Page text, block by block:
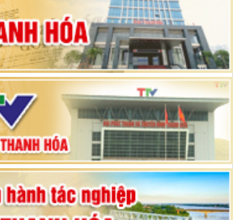
thảo luận Kỳ họp thứ 24, HĐND tỉnh
Hóa khóa XVIII, nhiệm kỳ 2021 - 2026
Kỳ họp thứ hai bốn, Hội đồng nhân dân
XVIII